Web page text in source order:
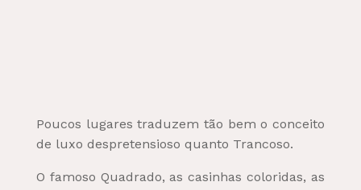
Poucos lugares traduzem tão bem o conceito
de luxo despretensioso quanto Trancoso.
O famoso Quadrado, as casinhas coloridas, as